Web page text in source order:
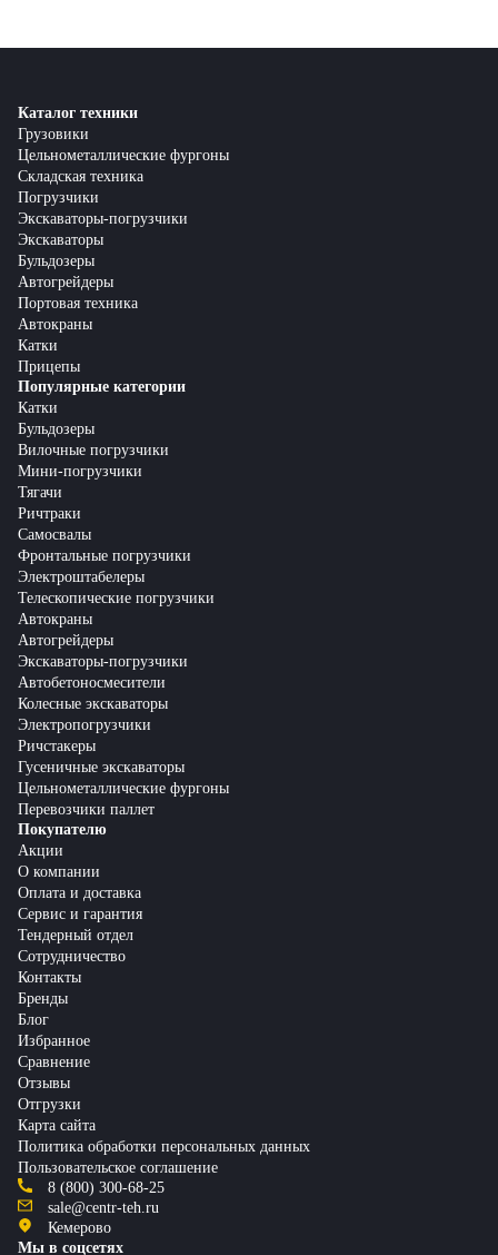
Каталог техники
Грузовики
Цельнометаллические фургоны
Складская техника
Погрузчики
Экскаваторы-погрузчики
Экскаваторы
Бульдозеры
Автогрейдеры
Портовая техника
Автокраны
Катки
Прицепы
Популярные категории
Катки
Бульдозеры
Вилочные погрузчики
Мини-погрузчики
Тягачи
Ричтраки
Самосвалы
Фронтальные погрузчики
Электроштабелеры
Телескопические погрузчики
Автокраны
Автогрейдеры
Экскаваторы-погрузчики
Автобетоносмесители
Колесные экскаваторы
Электропогрузчики
Ричстакеры
Гусеничные экскаваторы
Цельнометаллические фургоны
Перевозчики паллет
Покупателю
Акции
О компании
Оплата и доставка
Сервис и гарантия
Тендерный отдел
Сотрудничество
Контакты
Бренды
Блог
Избранное
Сравнение
Отзывы
Отгрузки
Карта сайта
Политика обработки персональных данных
Пользовательское соглашение
8 (800) 300-68-25
sale@centr-teh.ru
Кемерово
Мы в соцсетях